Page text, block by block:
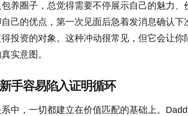
养圈子，总觉得需要不停展示自己的魅力
己的优点，第一次见面后急着发消息确认
投资的对象。这种冲动很常见，但它会让
实意图。
手容易陷入证明循环
中，一切都建立在价值匹配的基础上。